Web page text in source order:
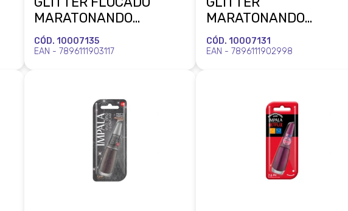
MARATONANDO
NETFLIX TOP 10
BLISTER MUNDIAL
CÓD. 10007135
EAN - 7896111903117
MARATONANDO
NETFLIX CHEIO DE
SUSPENSE BLISTER
CÓD. 10007131
EAN - 7896111902998